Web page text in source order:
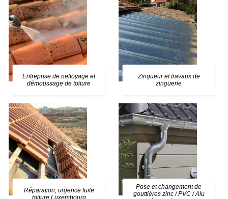
Entreprise de nettoyage et
démoussage de toiture
Zingueur et travaux de
zinguerie
Réparation, urgence fuite
toiture Luxembourg
Pose et changement de
gouttières zinc / PVC / Alu